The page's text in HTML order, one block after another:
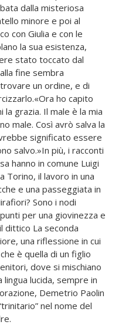
dalla misteriosa
minore e poi al
con Giulia e con le
la sua esistenza,
stato toccato dal
fine sembra
un ordine, e di
ho capito
la grazia. Il male è la mia
male. Così avrò salva la
significato essere
salvo.»In più, i racconti
hanno in comune Luigi
Torino, il lavoro in una
e una passeggiata in
Sono i nodi
per una giovinezza e
dittico La seconda
una riflessione in cui
è quella di un figlio
dove si mischiano
lingua lucida, sempre in
Demetrio Paolin
nel nome del